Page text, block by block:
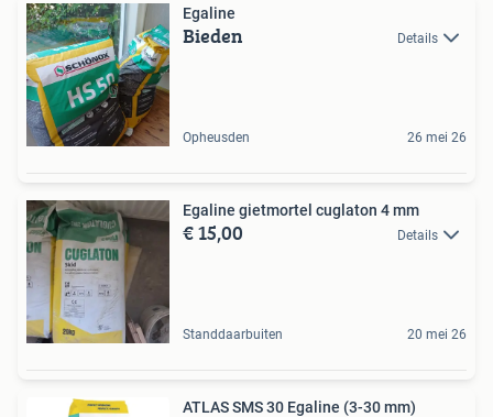
Egaline
Bieden Details
Opheusden 26 mei 26
Egaline gietmortel cuglaton 4 mm
€ 15,00 Details
Standdaarbuiten 20 mei 26
ATLAS SMS 30 Egaline (3-30 mm)